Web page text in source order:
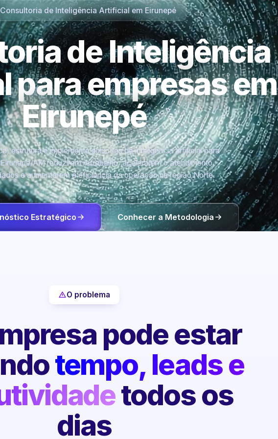
Consultoria de Inteligência Artificial em Eirunepé
de Inteligência
para empresas em
Eirunepé
estrutura e implementa soluções de inteligência artificial para
AM reduzirem retrabalho, acelerarem o atendimento,
e aumentarem a eficiência da operação na região Norte.
Estratégico Conhecer a Metodologia
O problema
pode estar
tempo, leads e
todos os
dias